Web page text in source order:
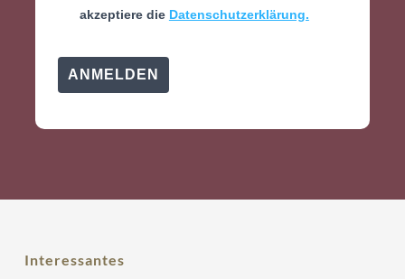
akzeptiere die Datenschutzerklärung.
ANMELDEN
Interessantes